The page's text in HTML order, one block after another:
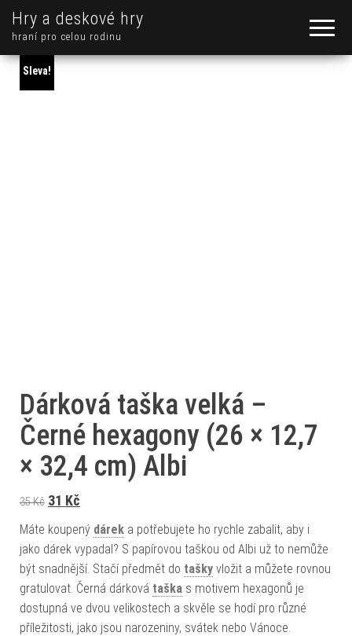
Hry a deskové hry
hraní pro celou rodinu
Sleva!
Dárková taška velká –
Černé hexagony (26 × 12,7
× 32,4 cm) Albi
35Kč Původní cena byla: 35 Kč.
31 Kč
Máte koupený dárek a potřebujete ho rychle zabalit, aby i
jako dárek vypadal? S papírovou taškou od Albi už to nemůže
být snadnější. Stačí předmět do tašky vložit a můžete rovnou
gratulovat. Černá dárková taška s motivem hexagonů je
dostupná ve dvou velikostech a skvěle se hodí pro různé
příležitosti, jako jsou narozeniny, svátek nebo Vánoce.